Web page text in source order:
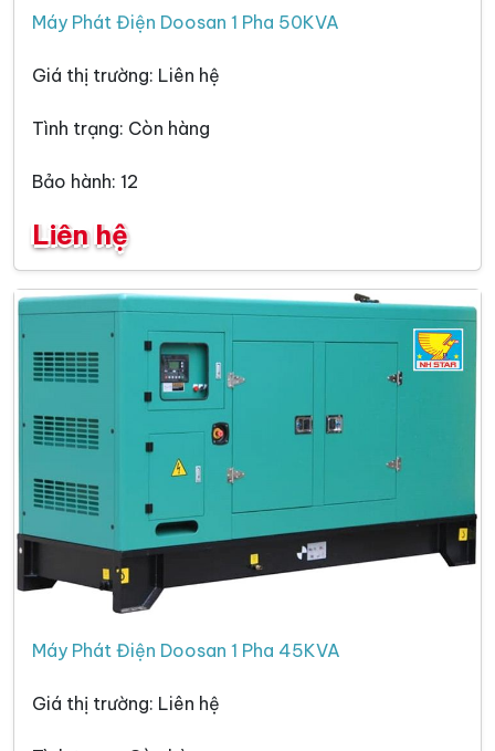
Máy Phát Điện Doosan 1 Pha 50KVA
Giá thị trường: Liên hệ
Tình trạng: Còn hàng
Bảo hành: 12
Liên hệ
Máy Phát Điện Doosan 1 Pha 45KVA
Giá thị trường: Liên hệ